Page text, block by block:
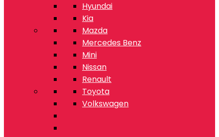
Hyundai
Kia
Mazda
Mercedes Benz
Mini
Nissan
Renault
Toyota
Volkswagen